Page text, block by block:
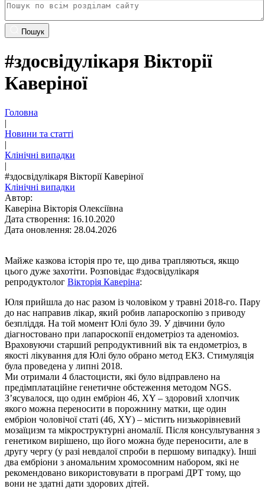
Пошук
#здосвідулікаря Вікторії
Каверіної
Головна
|
Новини та статті
|
Клінічні випадки
|
#здосвідулікаря Вікторії Каверіної
Клінічні випадки
Автор:
Каверіна Вікторія Олексіївна
Дата створення: 16.10.2020
Дата оновлення: 28.04.2026
Майже казкова історія про те, що дива трапляються, якщо
цього дуже захотіти. Розповідає #здосвідулікаря
репродуктолог Вікторія Каверіна:
Юля прийшла до нас разом із чоловіком у травні 2018-го. Пару
до нас направив лікар, який робив лапароскопію з приводу
безпліддя. На той момент Юлі було 39. У дівчини було
діагностовано при лапароскопії ендометріоз та аденоміоз.
Враховуючи старший репродуктивний вік та ендометріоз, в
якості лікування для Юлі було обрано метод ЕКЗ. Стимуляція
була проведена у липні 2018.
Ми отримали 4 бластоцисти, які було відправлено на
предімплатаційне генетичне обстеження методом NGS.
З’ясувалося, що один ембріон 46, XY – здоровий хлопчик
якого можна переносити в порожнину матки, ще один
ембріон чоловічої статі (46, XY) – містить низькорівневий
мозаїцизм та мікроструктурні аномалії. Після консультування з
генетиком вирішено, що його можна буде переносити, але в
другу чергу (у разі невдалої спроби в першому випадку). Інші
два ембріони з аномальним хромосомним набором, які не
рекомендовано використовувати в програмі ДРТ тому, що
вони не здатні дати здорових дітей.